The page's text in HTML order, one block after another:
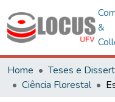
&
Home Teses e
Ciência Florestal